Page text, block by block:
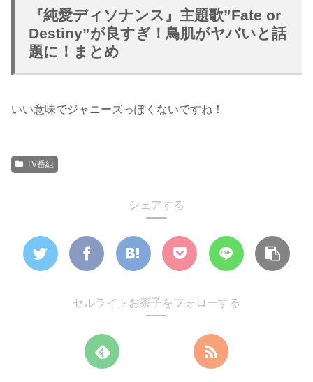
『純愛ディソナンス』主題歌”Fate or
Destiny”が良すぎ！鳥肌がヤバいと話
題に！まとめ
いい意味でジャニーズっぽくないですね！
TV番組
シェアする
セルライトお茶子をフォローする